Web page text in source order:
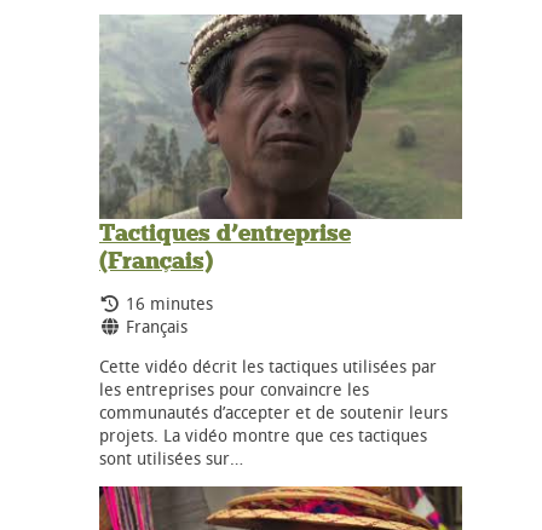
Tactiques d’entreprise
(Français)
Durée:
16 minutes
Langues:
Français
Cette vidéo décrit les tactiques utilisées par
les entreprises pour convaincre les
communautés d’accepter et de soutenir leurs
projets. La vidéo montre que ces tactiques
sont utilisées sur…